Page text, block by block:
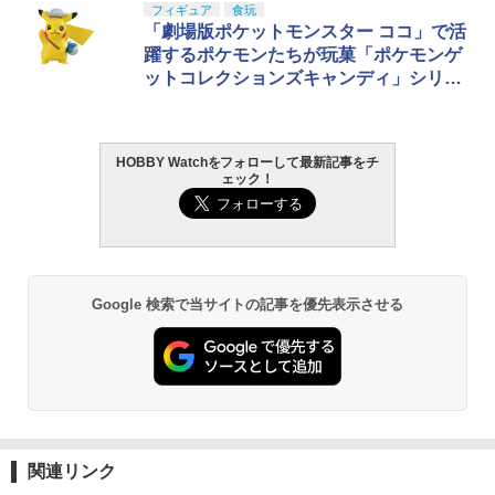
￥11,030
Ver.） (塗装済み可動フィギュア)
￥11,031
3
【中古】 バンダイスピリッツ DX超合金
(ガムリン木崎機) 【A´】 未開封品/箱少
し傷みあり
￥11,088
￥1,400
￥2,490
Rapidfire DC1100/20C-2S (A)-T-S 7.4V
バッテリー 7.4v エアガン エアーガン 電
動エアガン 電動エアーガン ライフル サ
バゲー サバイバルゲーム ガンバッテリ
ー LiPo リポ 電動ガンバッテリー
ム サバゲー サバゲ エアガン エアーガン
サバゲー装備 装備 サバゲー用品 サバゲ
ーグッズ ミリタリーグッズ
￥2,580
京商 ステアリングサーボ (ハングオンレ
ーサー専用)【GPW21】 ラジコン用
◆在庫処分特別価格◆4DRCドローン HD
カメラ付き 初心者向け スマホ操作 LED
ライト付き 夜間飛行 リモコンと収納パ
ック一体 3つのバッテリー飛行時間最大3
1
タカラトミー(TAKARA TOMY) T-SPAR
K トランスフォーマー ニューレジェンズ
NL-07 サウンドウェーブ 可動フィギュア
￥4,440
TAMASHII NATIONS S.H.フィギュアー
ツ（真骨彫製法） 仮面ライダーBLACK
RX 約150mm PVC&ABS&布製 塗装済み
TAMASHII NATIONS S.H.フィギュアー
ツ ONE PIECE シャンクス -マリンフォ
ード頂上決戦- 約165mm PVC&ABS&布
1
BANDAI SPIRITS(バンダイ スピリッツ)
30MS SIS-J00 メルンジャ[カラーA] 色
分け済みプラモデル
￥4,200
HG 機動戦士ガンダム00 グラハム専用ユ
ニオンフラッグカスタム 1/144スケール
色分け済みプラモデル
￥1,850
BANDAI SPIRITS(バンダイ スピリッツ)
HGAW 機動新世紀ガンダムX ガンダムエ
アマスター 1/144スケール 色分け済みプ
ラモデル
1
東京マルイ(TOKYO MARUI) No.25 コル
ト ガバメント HG 18歳以上エアーHOP
ハンドガン
￥3,384
東京マルイ (TOKYO MARUI) ガスブロー
バックマシンガン No.14 20式 5.56mm
小銃 18歳以上 ガスブローバック
￥193,900
東京マルイ No.10 ハイキャパ5.1 10歳以
上 電動ブローバック フルオート
￥3,815
4
1
タミヤ クラフトツールシリーズ No.123
先細薄刃ニッパー (ゲートカット用) プラ
モデル用工具 74123
￥2,781
LOCTITE(ロックタイト) シールはがし
プレミアム 220ml
GSIクレオス Mr.トップコート 水性プレ
ミアムトップコートスプレー 光沢 88ml
ホビー用仕上材 B601
フィギュア 食玩
「劇場版ポケットモンスター ココ」で活
躍するポケモンたちが玩菓「ポケモンゲ
ットコレクションズキャンディ」シリー
HOBBY Watchをフォローして最新記事をチ
ェック！
Google 検索で当サイトの記事を優先表示させる
関連リンク